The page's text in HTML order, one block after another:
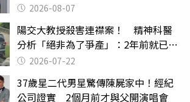
2026-08-07
陽交大教授殺害連襟案！ 精神科醫
分析「絕非為了爭產」：2年前就已言
行詭異
2026-07-22
37歲星二代男星驚傳陳屍家中！經紀
公司證實 2個月前才與父開演唱會